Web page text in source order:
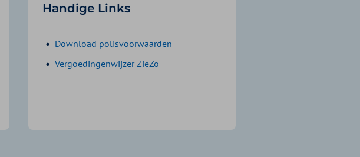
Handige Links
Download polisvoorwaarden
Vergoedingenwijzer ZieZo